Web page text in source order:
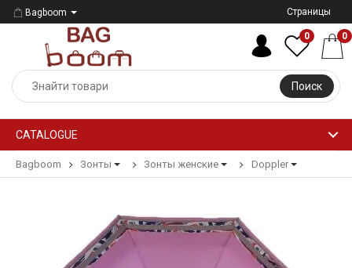
Bagboom Страницы
Поиск
0 0
CATALOGUE
Bagboom Зонты Зонты женские Doppler